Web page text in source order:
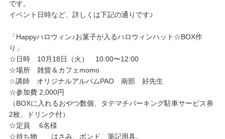
です。
イベント日時など、詳しくは下記の通りです♪
「Happyハロウィン♪お菓子が入るハロウィンハット☆BOX作
り」
☆日時 10月18日（火） 10:00〜12:00
☆場所 雑貨＆カフェmomo
☆講師 オリジナルアルバムPAO 南部 好先生
☆参加費 2,000円
（BOXに入れるおやつ数個、タテマチパーキング駐車サービス券
2枚、ドリンク付）
☆定員 6名様
☆持ち物 はさみ、ボンド、筆記用具。